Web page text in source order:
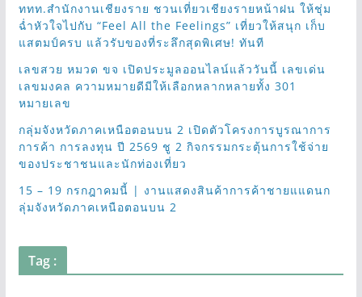
ททท.สำนักงานเชียงราย ชวนเที่ยวเชียงรายหน้าฝน ให้ชุ่ม
ฉ่ำหัวใจไปกับ “Feel All the Feelings” เที่ยวให้สนุก เก็บ
แสตมป์ครบ แล้วรับของที่ระลึกสุดพิเศษ! ทันที
เลขสวย หมวด ขจ เปิดประมูลออนไลน์แล้ววันนี้ เลขเด่น
เลขมงคล ความหมายดีมีให้เลือกหลากหลายทั้ง 301
หมายเลข
กลุ่มจังหวัดภาคเหนือตอนบน 2 เปิดตัวโครงการบูรณาการ
การค้า การลงทุน ปี 2569 ชู 2 กิจกรรมกระตุ้นการใช้จ่าย
ของประชาชนและนักท่องเที่ยว
15 – 19 กรกฎาคมนี้ | งานแสดงสินค้าการค้าชายแแดนก
ลุ่มจังหวัดภาคเหนือตอนบน 2
Tag :